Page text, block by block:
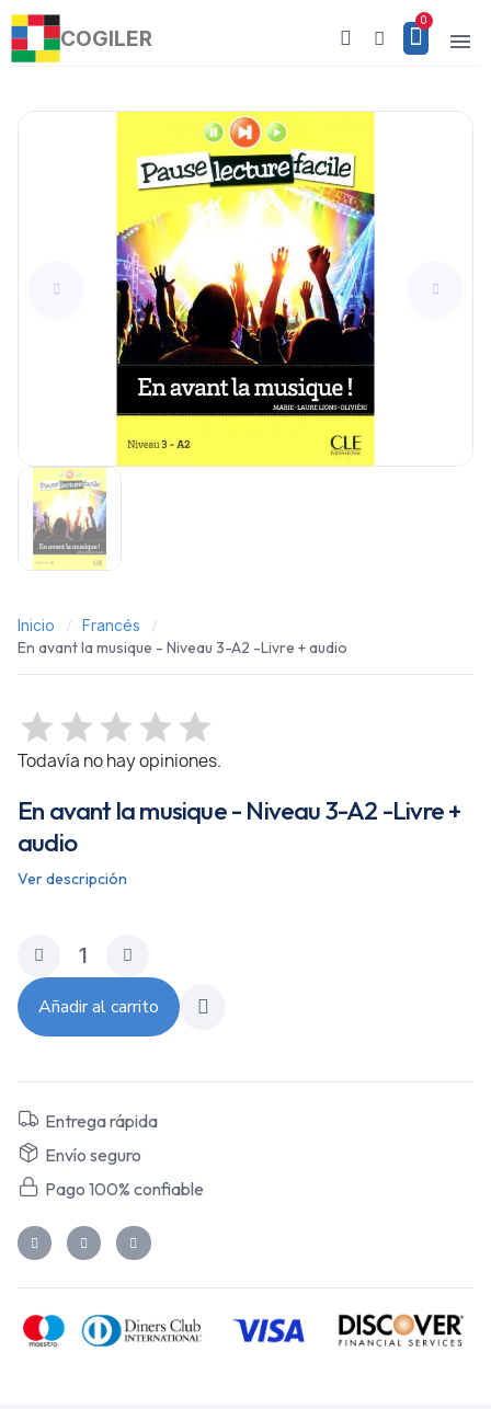
COGILER
Inicio Francés
En avant la musique - Niveau 3-A2 -Livre + audio
Todavía no hay opiniones.
En avant la musique - Niveau 3-A2 -Livre +
audio
Ver descripción
Añadir al carrito
Entrega rápida
Envío seguro
Pago 100% confiable